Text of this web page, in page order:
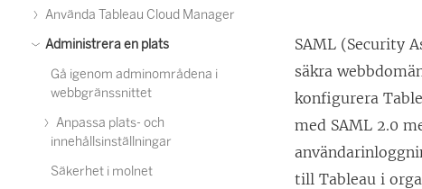
Använda Tableau Cloud Manager
Administrera en plats
Gå igenom adminområdena i
webbgränssnittet
Anpassa plats- och
innehållsinställningar
Säkerhet i molnet
SAML (Security
säkra
konfigurera
med SAML 2.0
till Tableau i